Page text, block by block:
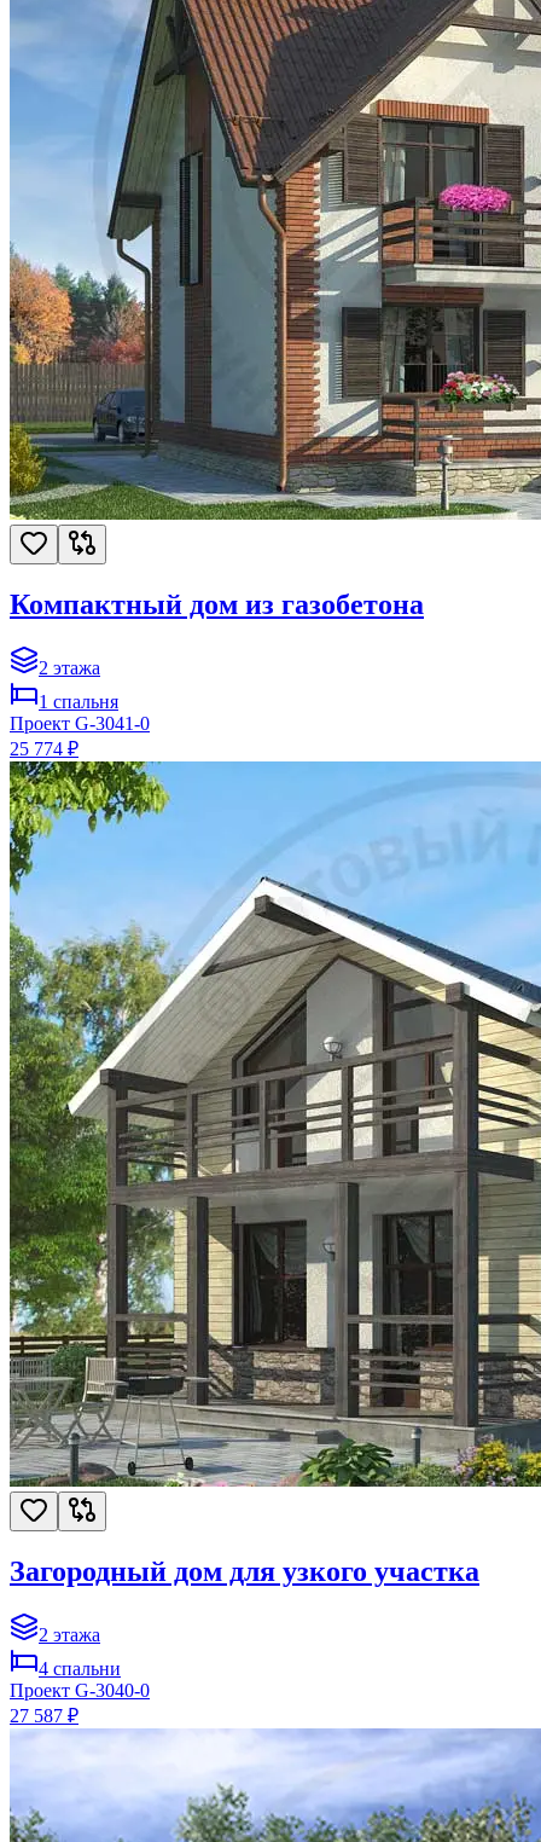
Компактный дом из газобетона
2 этажа
1 спальня
Проект G-3041-0
25 774 ₽
Загородный дом для узкого участка
2 этажа
4 спальни
Проект G-3040-0
27 587 ₽